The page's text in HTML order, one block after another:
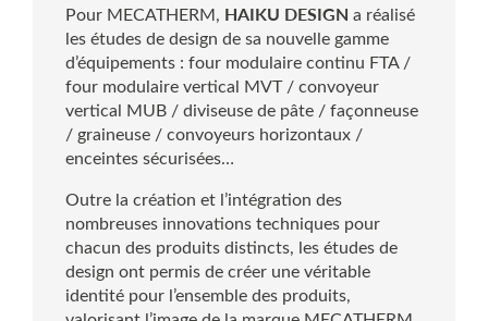
Pour MECATHERM, HAIKU DESIGN a réalisé
les études de design de sa nouvelle gamme
d’équipements : four modulaire continu FTA /
four modulaire vertical MVT / convoyeur
vertical MUB / diviseuse de pâte / façonneuse
/ graineuse / convoyeurs horizontaux /
enceintes sécurisées…
Outre la création et l’intégration des
nombreuses innovations techniques pour
chacun des produits distincts, les études de
design ont permis de créer une véritable
identité pour l’ensemble des produits,